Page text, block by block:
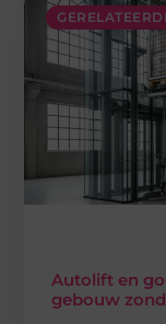
Autolift en
gebouw